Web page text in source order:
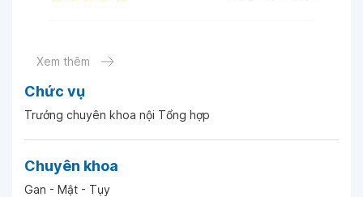
Chức vụ
Trưởng chuyên khoa nội Tổng hợp
Chuyên khoa
Gan - Mật - Tụy
Xem thêm